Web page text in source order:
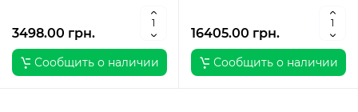
3498.00 грн.
Сообщить о наличии
16405.00 грн.
Сообщить о наличии